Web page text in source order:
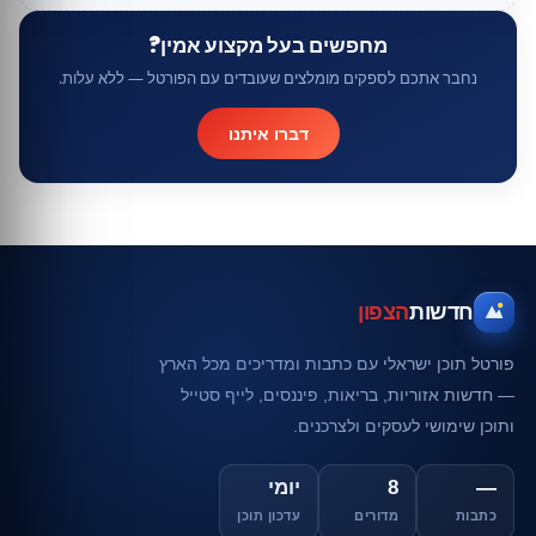
מחפשים בעל מקצוע אמין?
נחבר אתכם לספקים מומלצים שעובדים עם הפורטל — ללא עלות.
דברו איתנו
חדשותהצפון
פורטל תוכן ישראלי עם כתבות ומדריכים מכל הארץ
— חדשות אזוריות, בריאות, פיננסים, לייף סטייל
ותוכן שימושי לעסקים ולצרכנים.
—
כתבות
8
מדורים
יומי
עדכון תוכן